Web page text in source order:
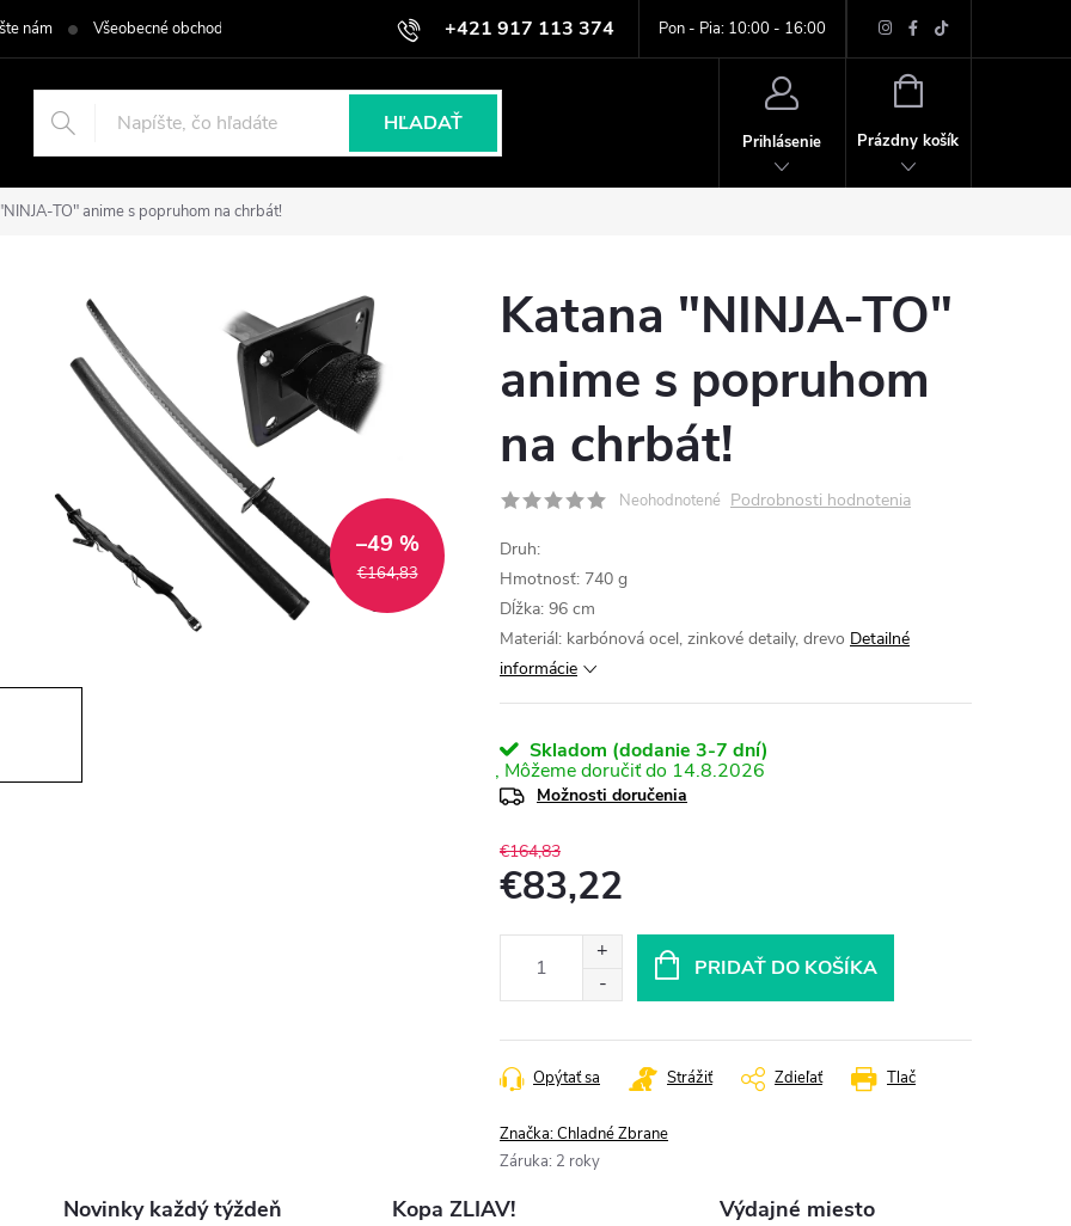
+421 917 113 374 Pon - Pia: 10:00 - 16:00
nám Všeobecné obchodné podmienky Podmienky ochrany osobných údajov
HĽADAŤ
Prihlásenie
NÁKUPNÝ
Prázdny košík
TO" anime s popruhom na chrbát!
€164,83
–49 %
Katana "NINJA-TO"
anime s popruhom
na chrbát!
Neohodnotené Podrobnosti hodnotenia
Druh:
Hmotnosť: 740 g
Dĺžka: 96 cm
Materiál: karbónová ocel, zinkové detaily, drevo Detailné
informácie
Skladom (dodanie 3-7 dní)
14.8.2026
Možnosti doručenia
€164,83
€83,22
PRIDAŤ DO KOŠÍKA
Tlač
Opýtať sa Strážiť Zdieľať
Značka:Chladné Zbrane
Záruka: 2 roky
Novinky každý týždeň Kopa ZLIAV! Výdajné miesto